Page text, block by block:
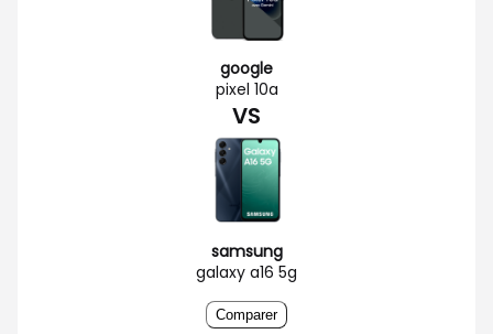
google
pixel 10a
VS
samsung
galaxy a16 5g
Comparer